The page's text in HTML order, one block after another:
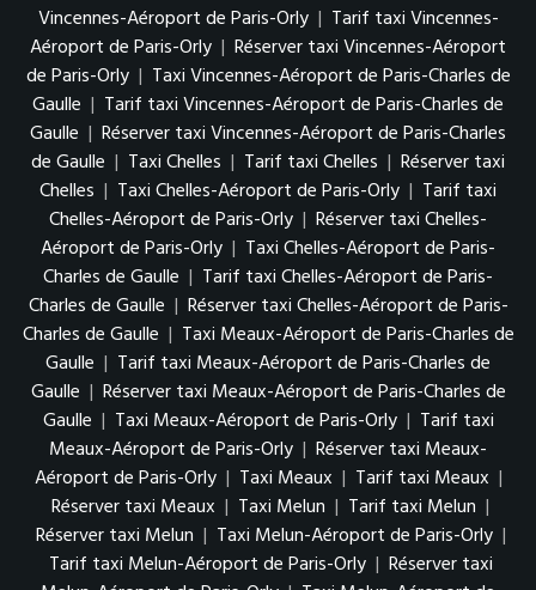
Vincennes-Aéroport de Paris-Orly | Tarif taxi Vincennes-
Aéroport de Paris-Orly | Réserver taxi Vincennes-Aéroport
de Paris-Orly | Taxi Vincennes-Aéroport de Paris-Charles de
Gaulle | Tarif taxi Vincennes-Aéroport de Paris-Charles de
Gaulle | Réserver taxi Vincennes-Aéroport de Paris-Charles
de Gaulle | Taxi Chelles | Tarif taxi Chelles | Réserver taxi
Chelles | Taxi Chelles-Aéroport de Paris-Orly | Tarif taxi
Chelles-Aéroport de Paris-Orly | Réserver taxi Chelles-
Aéroport de Paris-Orly | Taxi Chelles-Aéroport de Paris-
Charles de Gaulle | Tarif taxi Chelles-Aéroport de Paris-
Charles de Gaulle | Réserver taxi Chelles-Aéroport de Paris-
Charles de Gaulle | Taxi Meaux-Aéroport de Paris-Charles de
Gaulle | Tarif taxi Meaux-Aéroport de Paris-Charles de
Gaulle | Réserver taxi Meaux-Aéroport de Paris-Charles de
Gaulle | Taxi Meaux-Aéroport de Paris-Orly | Tarif taxi
Meaux-Aéroport de Paris-Orly | Réserver taxi Meaux-
Aéroport de Paris-Orly | Taxi Meaux | Tarif taxi Meaux |
Réserver taxi Meaux | Taxi Melun | Tarif taxi Melun |
Réserver taxi Melun | Taxi Melun-Aéroport de Paris-Orly |
Tarif taxi Melun-Aéroport de Paris-Orly | Réserver taxi